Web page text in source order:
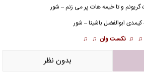
♫ ♫ نکست وان ♫ ♫
بدون نظر